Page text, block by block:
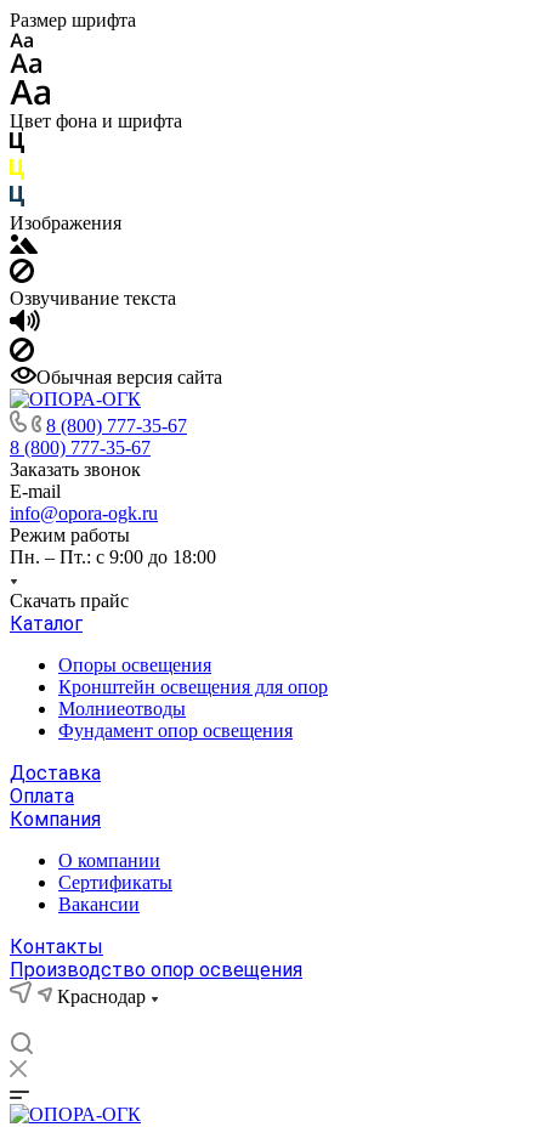
Размер шрифта
Цвет фона и шрифта
Изображения
Озвучивание текста
Обычная версия сайта
8 (800) 777-35-67
8 (800) 777-35-67
Заказать звонок
E-mail
info@opora-ogk.ru
Режим работы
Пн. – Пт.: с 9:00 до 18:00
Скачать прайс
Каталог
Опоры освещения
Кронштейн освещения для опор
Молниеотводы
Фундамент опор освещения
Доставка
Оплата
Компания
О компании
Сертификаты
Вакансии
Контакты
Производство опор освещения
Краснодар